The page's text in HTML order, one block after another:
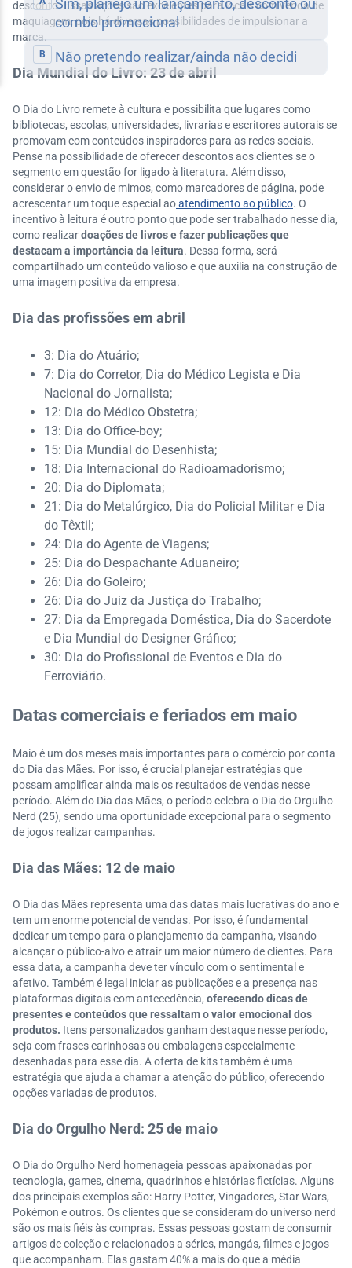
desconto. Essas ações são excelentes para locais com venda de
maquiagem, pois há diversas possibilidades de impulsionar a
marca.
Dia Mundial do Livro: 23 de abril
O Dia do Livro remete à cultura e possibilita que lugares como
bibliotecas, escolas, universidades, livrarias e escritores autorais se
promovam com conteúdos inspiradores para as redes sociais.
Pense na possibilidade de oferecer descontos aos clientes se o
segmento em questão for ligado à literatura. Além disso,
considerar o envio de mimos, como marcadores de página, pode
acrescentar um toque especial aoatendimento ao público. O
incentivo à leitura é outro ponto que pode ser trabalhado nesse dia,
como realizardoações de livros e fazer publicações que
destacam a importância da leitura. Dessa forma, será
compartilhado um conteúdo valioso e que auxilia na construção de
uma imagem positiva da empresa.
Dia das profissões em abril
3: Dia do Atuário;
7: Dia do Corretor, Dia do Médico Legista e Dia
Nacional do Jornalista;
12: Dia do Médico Obstetra;
13: Dia do Office-boy;
15: Dia Mundial do Desenhista;
18: Dia Internacional do Radioamadorismo;
20: Dia do Diplomata;
21: Dia do Metalúrgico, Dia do Policial Militar e Dia
do Têxtil;
24: Dia do Agente de Viagens;
25: Dia do Despachante Aduaneiro;
26: Dia do Goleiro;
26: Dia do Juiz da Justiça do Trabalho;
27: Dia da Empregada Doméstica, Dia do Sacerdote
e Dia Mundial do Designer Gráfico;
30: Dia do Profissional de Eventos e Dia do
Ferroviário.
Datas comerciais e feriados em maio
Maio é um dos meses mais importantes para o comércio por conta
do Dia das Mães. Por isso, é crucial planejar estratégias que
possam amplificar ainda mais os resultados de vendas nesse
período. Além do Dia das Mães, o período celebra o Dia do Orgulho
Nerd (25), sendo uma oportunidade excepcional para o segmento
de jogos realizar campanhas.
Dia das Mães: 12 de maio
O Dia das Mães representa uma das datas mais lucrativas do ano e
tem um enorme potencial de vendas. Por isso, é fundamental
dedicar um tempo para o planejamento da campanha, visando
alcançar o público-alvo e atrair um maior número de clientes. Para
essa data, a campanha deve ter vínculo com o sentimental e
afetivo. Também é legal iniciar as publicações e a presença nas
plataformas digitais com antecedência, oferecendo dicas de
presentes e conteúdos que ressaltam o valor emocional dos
produtos. Itens personalizados ganham destaque nesse período,
seja com frases carinhosas ou embalagens especialmente
desenhadas para esse dia. A oferta de kits também é uma
estratégia que ajuda a chamar a atenção do público, oferecendo
opções variadas de produtos.
Dia do Orgulho Nerd: 25 de maio
O Dia do Orgulho Nerd homenageia pessoas apaixonadas por
tecnologia, games, cinema, quadrinhos e histórias fictícias. Alguns
dos principais exemplos são: Harry Potter, Vingadores, Star Wars,
Pokémon e outros. Os clientes que se consideram do universo nerd
são os mais fiéis às compras. Essas pessoas gostam de consumir
artigos de coleção e relacionados a séries, mangás, filmes e jogos
que acompanham. Elas gastam 40% a mais do que a média